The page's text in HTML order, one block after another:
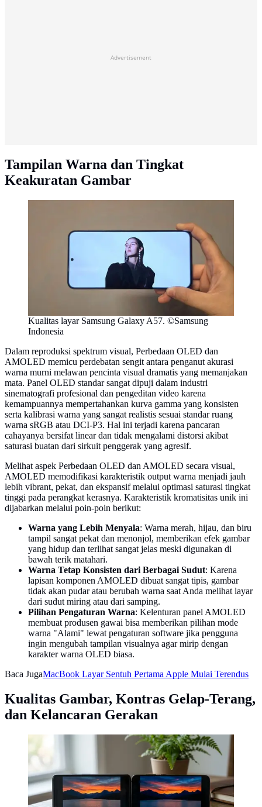
Advertisement
Tampilan Warna dan Tingkat
Keakuratan Gambar
Kualitas layar Samsung Galaxy A57. ©Samsung
Indonesia
Dalam reproduksi spektrum visual, Perbedaan OLED dan
AMOLED memicu perdebatan sengit antara penganut akurasi
warna murni melawan pencinta visual dramatis yang memanjakan
mata. Panel OLED standar sangat dipuji dalam industri
sinematografi profesional dan pengeditan video karena
kemampuannya mempertahankan kurva gamma yang konsisten
serta kalibrasi warna yang sangat realistis sesuai standar ruang
warna sRGB atau DCI-P3. Hal ini terjadi karena pancaran
cahayanya bersifat linear dan tidak mengalami distorsi akibat
saturasi buatan dari sirkuit penggerak yang agresif.
Melihat aspek Perbedaan OLED dan AMOLED secara visual,
AMOLED memodifikasi karakteristik output warna menjadi jauh
lebih vibrant, pekat, dan ekspansif melalui optimasi saturasi tingkat
tinggi pada perangkat kerasnya. Karakteristik kromatisitas unik ini
dijabarkan melalui poin-poin berikut:
Warna yang Lebih Menyala: Warna merah, hijau, dan biru
tampil sangat pekat dan menonjol, memberikan efek gambar
yang hidup dan terlihat sangat jelas meski digunakan di
bawah terik matahari.
Warna Tetap Konsisten dari Berbagai Sudut: Karena
lapisan komponen AMOLED dibuat sangat tipis, gambar
tidak akan pudar atau berubah warna saat Anda melihat layar
dari sudut miring atau dari samping.
Pilihan Pengaturan Warna: Kelenturan panel AMOLED
membuat produsen gawai bisa memberikan pilihan mode
warna "Alami" lewat pengaturan software jika pengguna
ingin mengubah tampilan visualnya agar mirip dengan
karakter warna OLED biasa.
Baca JugaMacBook Layar Sentuh Pertama Apple Mulai Terendus
Kualitas Gambar, Kontras Gelap-Terang,
dan Kelancaran Gerakan